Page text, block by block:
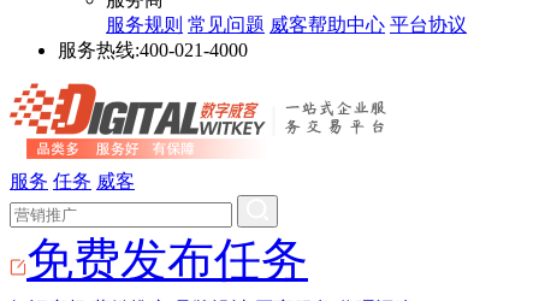
服务规则 常见问题 威客帮助中心 平台协议
服务热线:400-021-4000
服务 任务 威客
免费发布任务